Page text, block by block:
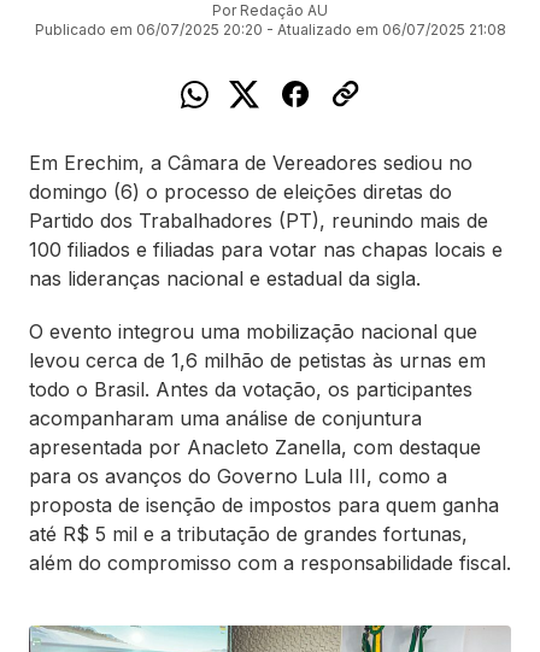
Por Redação AU
Publicado em 06/07/2025 20:20 - Atualizado em 06/07/2025 21:08
Em Erechim, a Câmara de Vereadores sediou no
domingo (6) o processo de eleições diretas do
Partido dos Trabalhadores (PT), reunindo mais de
100 filiados e filiadas para votar nas chapas locais e
nas lideranças nacional e estadual da sigla.
O evento integrou uma mobilização nacional que
levou cerca de 1,6 milhão de petistas às urnas em
todo o Brasil. Antes da votação, os participantes
acompanharam uma análise de conjuntura
apresentada por Anacleto Zanella, com destaque
para os avanços do Governo Lula III, como a
proposta de isenção de impostos para quem ganha
até R$ 5 mil e a tributação de grandes fortunas,
além do compromisso com a responsabilidade fiscal.